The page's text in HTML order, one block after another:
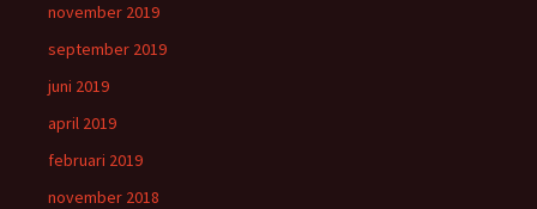
november 2019
september 2019
juni 2019
april 2019
februari 2019
november 2018